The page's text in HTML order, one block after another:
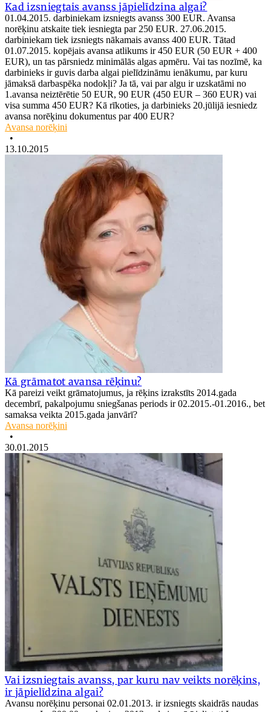
Kad izsniegtais avanss jāpielīdzina algai?
01.04.2015. darbiniekam izsniegts avanss 300 EUR. Avansa
norēķinu atskaite tiek iesniegta par 250 EUR. 27.06.2015.
darbiniekam tiek izsniegts nākamais avanss 400 EUR. Tātad
01.07.2015. kopējais avansa atlikums ir 450 EUR (50 EUR + 400
EUR), un tas pārsniedz minimālās algas apmēru. Vai tas nozīmē, ka
darbinieks ir guvis darba algai pielīdzināmu ienākumu, par kuru
jāmaksā darbaspēka nodokļi? Ja tā, vai par algu ir uzskatāmi no
1.avansa neiztērētie 50 EUR, 90 EUR (450 EUR – 360 EUR) vai
visa summa 450 EUR? Kā rīkoties, ja darbinieks 20.jūlijā iesniedz
avansa norēķinu dokumentus par 400 EUR?
Avansa norēķini
•
13.10.2015
Kā grāmatot avansa rēķinu?
Kā pareizi veikt grāmatojumus, ja rēķins izrakstīts 2014.gada
decembrī, pakalpojumu sniegšanas periods ir 02.2015.-01.2016., bet
samaksa veikta 2015.gada janvārī?
Avansa norēķini
•
30.01.2015
Vai izsniegtais avanss, par kuru nav veikts norēķins,
ir jāpielīdzina algai?
Avansu norēķinu personai 02.01.2013. ir izsniegts skaidrās naudas